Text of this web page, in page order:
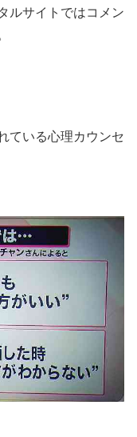
ルサイトではコメン
ている心理カウンセ